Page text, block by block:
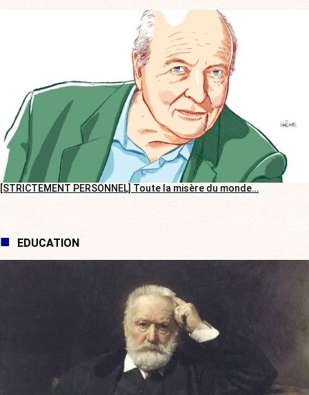
[STRICTEMENT PERSONNEL] Toute la misère du monde…
EDUCATION